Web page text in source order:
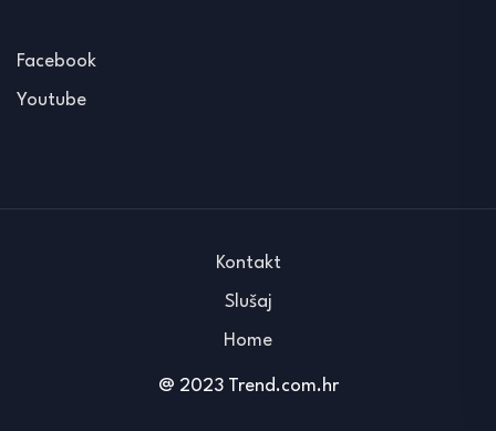
Facebook
Youtube
@ 2023 Trend.com.hr
Kontakt
Slušaj
Home